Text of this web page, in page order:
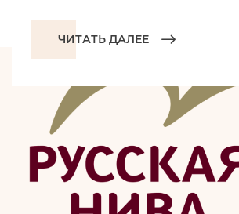
ЧИТАТЬ ДАЛЕЕ